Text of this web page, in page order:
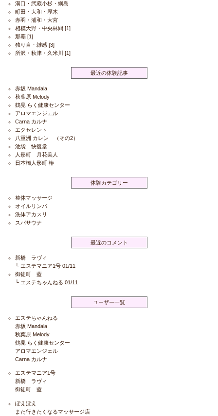
溝口・武蔵小杉・綱島
町田・大和・厚木
赤羽・浦和・大宮
相模大野・中央林間 [1]
那覇 [1]
独り言・雑感 [3]
所沢・秋津・久米川
[1]
最近の体験記事
赤坂 Mandala
秋葉原 Melody
鶴見 らく健康センター
アロマエンジェル
Carna カルナ
エクセレント
八重洲 カレン （その2）
池袋 快復堂
人形町 月花美人
日本橋人形町 椿
体験カテゴリー
整体マッサージ
オイルリンパ
洗体アカスリ
スパサウナ
最近のコメント
新橋 ラヴィ
└ エステマニア1号 01/11
御徒町 藍
└ エステちゃんねる 01/11
ユーザー一覧
エステちゃんねる
赤坂 Mandala
秋葉原 Melody
鶴見 らく健康センター
アロマエンジェル
Carna カルナ
エステマニア1号
新橋 ラヴィ
御徒町 藍
ぽえぽえ
また行きたくなるマッサージ店